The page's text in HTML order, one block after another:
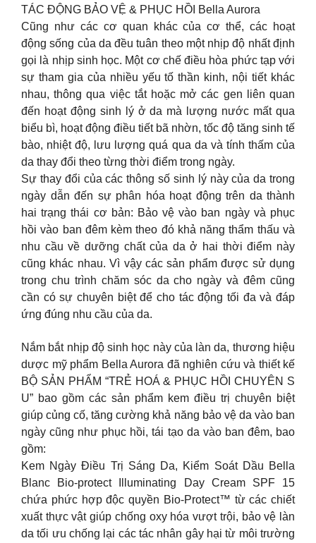
TÁC ĐỘNG BẢO VỆ & PHỤC HỒI Bella Aurora
Cũng như các cơ quan khác của cơ thể, các hoạt
động sống của da đều tuân theo một nhịp độ nhất định
gọi là nhịp sinh học. Một cơ chế điều hòa phức tạp với
sự tham gia của nhiều yếu tố thần kinh, nội tiết khác
nhau, thông qua việc tắt hoặc mở các gen liên quan
đến hoạt động sinh lý ở da mà lượng nước mất qua
biểu bì, hoạt động điều tiết bã nhờn, tốc độ tăng sinh tế
bào, nhiệt độ, lưu lượng quá qua da và tính thấm của
da thay đổi theo từng thời điểm trong ngày.
Sự thay đổi của các thông số sinh lý này của da trong
ngày dẫn đến sự phân hóa hoạt động trên da thành
hai trạng thái cơ bản: Bảo vệ vào ban ngày và phục
hồi vào ban đêm kèm theo đó khả năng thẩm thấu và
nhu cầu về dưỡng chất của da ở hai thời điểm này
cũng khác nhau. Vì vậy các sản phẩm được sử dụng
trong chu trình chăm sóc da cho ngày và đêm cũng
cần có sự chuyên biệt để cho tác động tối đa và đáp
ứng đúng nhu cầu của da.
Nắm bắt nhịp độ sinh học này của làn da, thương hiệu
dược mỹ phẩm Bella Aurora đã nghiên cứu và thiết kế
BỘ SẢN PHẨM “TRẺ HOÁ & PHỤC HỒI CHUYÊN S
U” bao gồm các sản phẩm kem điều trị chuyên biệt
giúp củng cố, tăng cường khả năng bảo vệ da vào ban
ngày cũng như phục hồi, tái tạo da vào ban đêm, bao
gồm:
Kem Ngày Điều Trị Sáng Da, Kiểm Soát Dầu Bella
Blanc Bio-protect Illuminating Day Cream SPF 15
chứa phức hợp độc quyền Bio-Protect™ từ các chiết
xuất thực vật giúp chống oxy hóa vượt trội, bảo vệ làn
da tối ưu chống lại các tác nhân gây hại từ môi trường